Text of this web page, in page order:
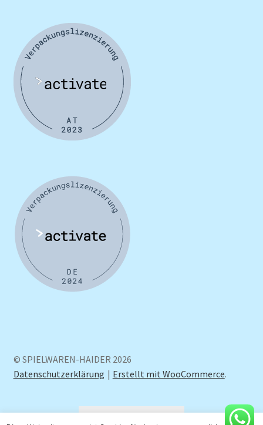
© SPIELWAREN-HAIDER 2026
Datenschutzerklärung
Erstellt mit WooCommerce.